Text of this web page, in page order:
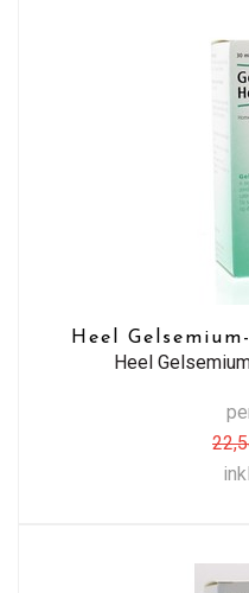
Heel
Heel